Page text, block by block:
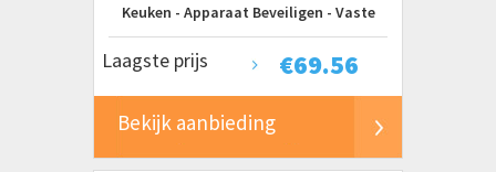
Keuken - Apparaat Beveiligen - Vaste
Sluiting - 153 x 8 x 6 cm - Wit
€69.56
Laagste prijs
Bekijk aanbieding